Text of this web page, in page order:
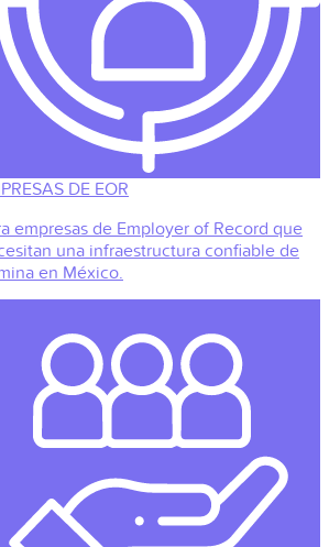
DE EOR
empresas de Employer of Record que
una infraestructura confiable de
en México.